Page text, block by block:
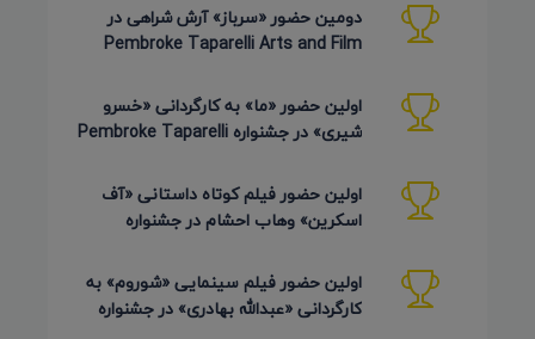
دومین حضور «سرباز» آرش شراهی در
Pembroke Taparelli Arts and Film
اولین حضور «ما» به کارگردانی «خسرو
شیری» در جشنواره Pembroke Taparelli
اولین حضور فیلم کوتاه داستانی «آف
اسکرین» وهاب احشام در جشنواره
اولین حضور فیلم سینمایی «شوروم» به
کارگردانی «عبدالله بهادری» در جشنواره